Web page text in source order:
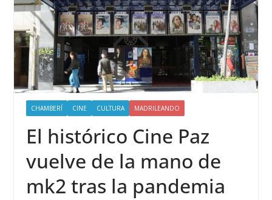
CHAMBERÍ CINE CULTURA MADRILEANDO
El histórico Cine Paz
vuelve de la mano de
mk2 tras la pandemia